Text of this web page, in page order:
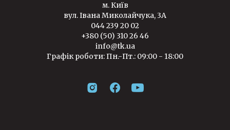
м. Київ
вул. Івана Миколайчука, 3А
044 239 20 02
+380 (50) 310 26 46
info@tk.ua
Графік роботи: Пн.-Пт.: 09:00 - 18:00